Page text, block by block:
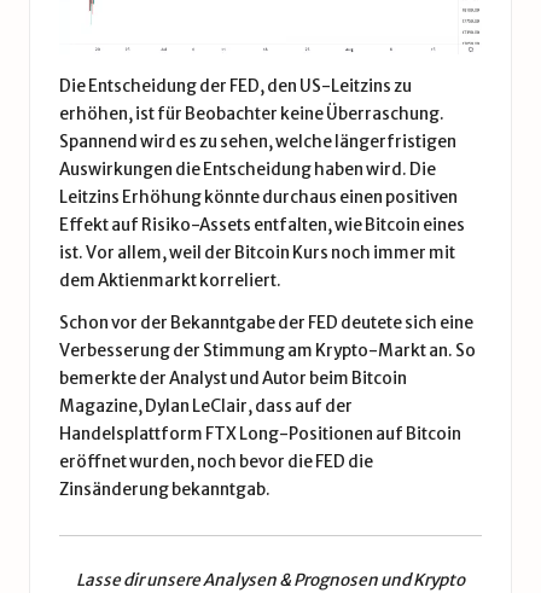
Die Entscheidung der FED, den US-Leitzins zu
erhöhen, ist für Beobachter keine Überraschung.
Spannend wird es zu sehen, welche längerfristigen
Auswirkungen die Entscheidung haben wird. Die
Leitzins Erhöhung könnte durchaus einen positiven
Effekt auf Risiko-Assets entfalten, wie Bitcoin eines
ist. Vor allem, weil der Bitcoin Kurs noch immer mit
dem Aktienmarkt korreliert.
Schon vor der Bekanntgabe der FED deutete sich eine
Verbesserung der Stimmung am Krypto-Markt an. So
bemerkte der Analyst und Autor beim Bitcoin
Magazine, Dylan LeClair, dass auf der
Handelsplattform FTX Long-Positionen auf Bitcoin
eröffnet wurden, noch bevor die FED die
Zinsänderung bekanntgab.
Lasse dir unsereAnalysen & PrognosenundKrypto